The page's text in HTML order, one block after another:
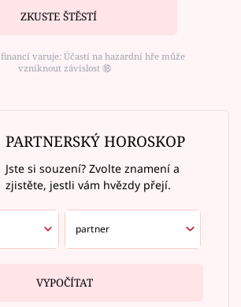
ZKUSTE ŠTĚSTÍ
varuje: Účastí na hazardní hře může
vzniknout závislost ⑱
PARTNERSKÝ HOROSKOP
Jste si souzení? Zvolte znamení a
zjistěte, jestli vám hvězdy přejí.
VYPOČÍTAT